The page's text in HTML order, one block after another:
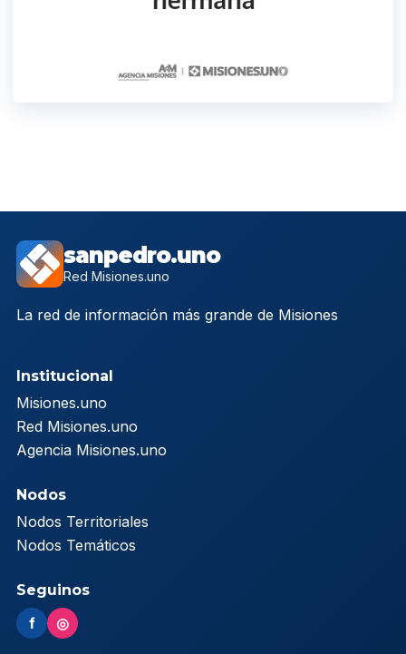
sanpedro.uno
Red Misiones.uno
La red de información más grande de Misiones
Institucional
Misiones.uno
Red Misiones.uno
Agencia Misiones.uno
Nodos
Nodos Territoriales
Nodos Temáticos
Seguinos
f ◎